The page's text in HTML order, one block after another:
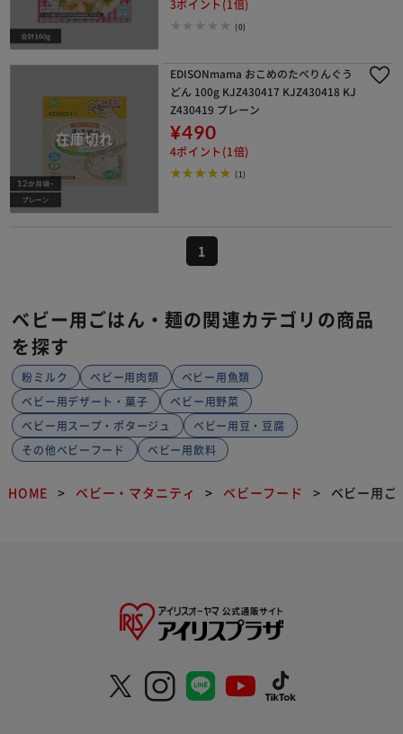
3ポイント(1倍)
(0)
EDISONmama おこめのたべりんぐう
どん 100g KJZ430417 KJZ430418 KJ
Z430419 プレーン
¥490
4ポイント(1倍)
(1)
1
ベビー用ごはん・麺の関連カテゴリの商品
を探す
粉ミルク ベビー用肉類
ベビー用魚類
ベビー用デザート・菓子
ベビー用野菜
ベビー用スープ・ポタージュ
ベビー用豆・豆腐
その他ベビーフード
ベビー用飲料
HOME ベビー・マタニティ ベビーフード ベビー用ご